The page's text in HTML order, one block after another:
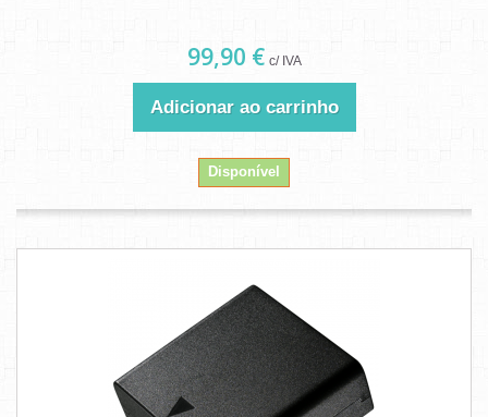
99,90 € c/ IVA
Adicionar ao carrinho
Disponível